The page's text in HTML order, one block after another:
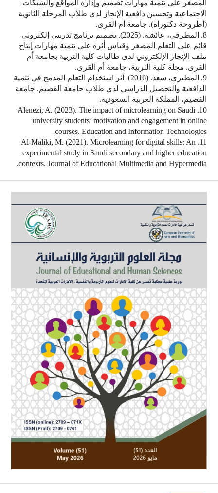
المصغر على تنمية مهارات تصميم وإدارة المواقع والشبكات
الاجتماعية وتحسين دافعية الإنجاز لدى طلاب المرحلة الثانوية
(أطروحة دكتوراه). جامعة أم القرى.
8. المطرفي، عائشة. (2025). تصميم برنامج تدريبي إلكتروني
قائم على التعلم المصغر وقياس أثره على تنمية مهارات إنتاج
ملف الإنجاز الإلكتروني لدى طالبات كلية التربية بجامعة أم
القرى. مجلة كلية التربية، جامعة أم القرى.
9. المطيري، سعد. (2016). أثر استخدام التعلم المدمج في تنمية
الدافعية والتحصيل الدراسي لدى طلاب جامعة القصيم. جامعة
القصيم، المملكة العربية السعودية.
10. Alenezi, A. (2023). The impact of microlearning on Saudi
university students’ motivation and engagement in online
courses. Education and Information Technologies.
11. Al-Maliki, M. (2021). Microlearning for digital skills: An
experimental study in Saudi secondary and higher education
contexts. Journal of Educational Multimedia and Hypermedia.